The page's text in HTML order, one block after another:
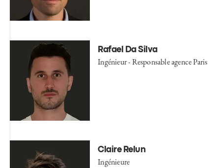
Rafael Da Silva
Ingénieur - Responsable agence Paris
Claire Relun
Ingénieure